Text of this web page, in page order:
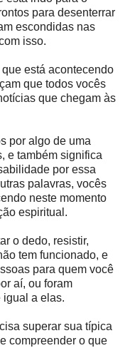
para desenterrar
escondidas nas
isso.
está acontecendo
que todos vocês
que chegam às
por algo de uma
e também significa
por essa
palavras, vocês
neste momento
espiritual.
o dedo, resistir,
tem funcionado, e
para quem você
aí, ou foram
igual a elas.
superar sua típica
compreender o que